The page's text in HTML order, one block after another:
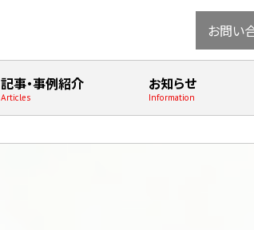
お問い
記事・事例紹介
Articles
お知らせ
Information